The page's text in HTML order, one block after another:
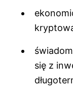
się z